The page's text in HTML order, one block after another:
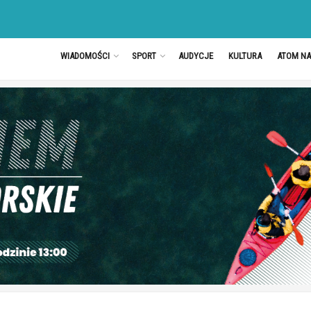
WIADOMOŚCI SPORT AUDYCJE KULTURA ATOM